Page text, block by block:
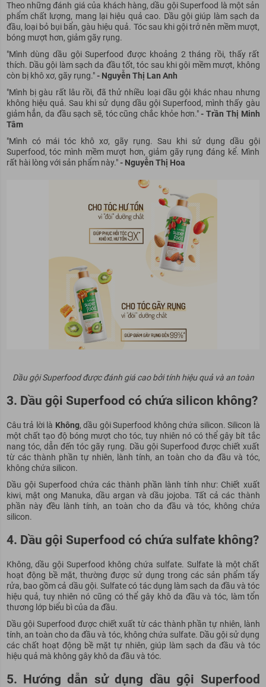
Theo những đánh giá của khách hàng, dầu gội Superfood là một sản
phẩm chất lượng, mang lại hiệu quả cao. Dầu gội giúp làm sạch da
đầu, loại bỏ bụi bẩn, gàu hiệu quả. Tóc sau khi gội trở nên mềm mượt,
bóng mượt hơn, giảm gãy rụng.
"Mình dùng dầu gội Superfood được khoảng 2 tháng rồi, thấy rất
thích. Dầu gội làm sạch da đầu tốt, tóc sau khi gội mềm mượt, không
còn bị khô xơ, gãy rụng."- Nguyễn Thị Lan Anh
"Mình bị gàu rất lâu rồi, đã thử nhiều loại dầu gội khác nhau nhưng
không hiệu quả. Sau khi sử dụng dầu gội Superfood, mình thấy gàu
giảm hẳn, da đầu sạch sẽ, tóc cũng chắc khỏe hơn."- Trần Thị Minh
Tâm
"Mình có mái tóc khô xơ, gãy rụng. Sau khi sử dụng dầu gội
Superfood, tóc mình mềm mượt hơn, giảm gãy rụng đáng kể. Mình
rất hài lòng với sản phẩm này."- Nguyễn Thị Hoa
Dầu gội Superfood được đánh giá cao bởi tính hiệu quả và an toàn
3. Dầu gội Superfood có chứa silicon không?
Câu trả lời là Không, dầu gội Superfood không chứa silicon. Silicon là
một chất tạo độ bóng mượt cho tóc, tuy nhiên nó có thể gây bít tắc
nang tóc, dẫn đến tóc gãy rụng. Dầu gội Superfood được chiết xuất
từ các thành phần tự nhiên, lành tính, an toàn cho da đầu và tóc,
không chứa silicon.
Dầu gội Superfood chứa các thành phần lành tính như: Chiết xuất
kiwi, mật ong Manuka, dầu argan và dầu jojoba. Tất cả các thành
phần này đều lành tính, an toàn cho da đầu và tóc, không chứa
silicon.
4. Dầu gội Superfood có chứa sulfate không?
Không, dầu gội Superfood không chứa sulfate. Sulfate là một chất
hoạt động bề mặt, thường được sử dụng trong các sản phẩm tẩy
rửa, bao gồm cả dầu gội. Sulfate có tác dụng làm sạch da đầu và tóc
hiệu quả, tuy nhiên nó cũng có thể gây khô da đầu và tóc, làm tổn
thương lớp biểu bì của da đầu.
Dầu gội Superfood được chiết xuất từ các thành phần tự nhiên, lành
tính, an toàn cho da đầu và tóc, không chứa sulfate. Dầu gội sử dụng
các chất hoạt động bề mặt tự nhiên, giúp làm sạch da đầu và tóc
hiệu quả mà không gây khô da đầu và tóc.
5. Hướng dẫn sử dụng dầu gội Superfood